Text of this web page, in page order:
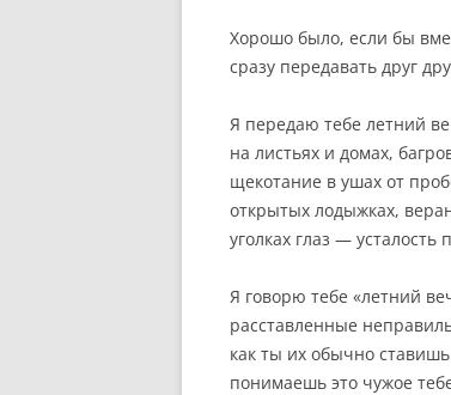
Хорошо было, если бы
сразу передавать друг
Я передаю тебе летний
на листьях и домах,
щекотание в ушах от
открытых лодыжках,
уголках глаз —
Я говорю тебе «летний
расставленные
как ты их обычно
понимаешь это чужое